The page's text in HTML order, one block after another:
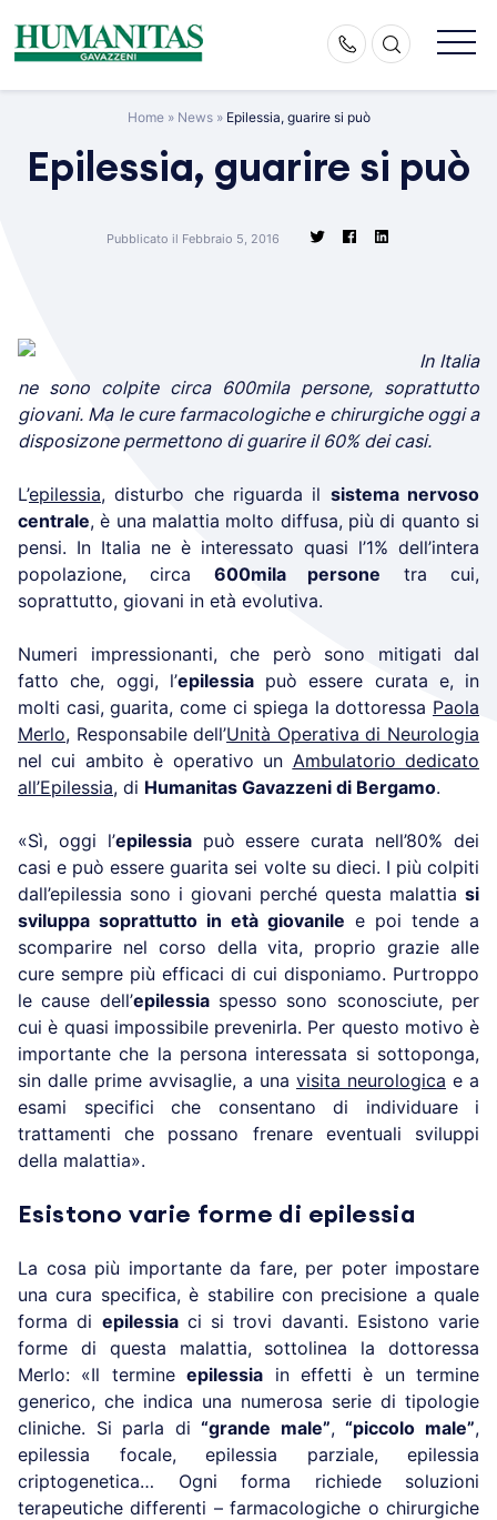
content
Home» News» Epilessia, guarire si può
Epilessia, guarire si può
Pubblicato il Febbraio 5, 2016
In Italia
ne sono colpite circa 600mila persone, soprattutto
giovani. Ma le cure farmacologiche e chirurgiche oggi a
disposizone permettono di guarire il 60% dei casi.
L’epilessia, disturbo che riguarda il sistema nervoso
centrale, è una malattia molto diffusa, più di quanto si
pensi. In Italia ne è interessato quasi l’1% dell’intera
popolazione, circa 600mila persone tra cui,
soprattutto, giovani in età evolutiva.
Numeri impressionanti, che però sono mitigati dal
fatto che, oggi, l’epilessiapuò essere curata e, in
molti casi, guarita, come ci spiega la dottoressa Paola
Merlo, Responsabile dell’Unità Operativa di Neurologia
nel cui ambito è operativo un Ambulatorio dedicato
all’Epilessia, di Humanitas Gavazzeni di Bergamo.
«Sì, oggi l’epilessiapuò essere curata nell’80% dei
casi e può essere guarita sei volte su dieci. I più colpiti
dall’epilessia sono i giovani perché questa malattia si
sviluppa soprattutto in età giovanile e poi tende a
scomparire nel corso della vita, proprio grazie alle
cure sempre più efficaci di cui disponiamo. Purtroppo
le cause dell’epilessiaspesso sono sconosciute, per
cui è quasi impossibile prevenirla. Per questo motivo è
importante che la persona interessata si sottoponga,
sin dalle prime avvisaglie, a una visita neurologica e a
esami specifici che consentano di individuare i
trattamenti che possano frenare eventuali sviluppi
della malattia».
Esistono varie forme di epilessia
La cosa più importante da fare, per poter impostare
una cura specifica, è stabilire con precisione a quale
forma di epilessiaci si trovi davanti. Esistono varie
forme di questa malattia, sottolinea la dottoressa
Merlo: «Il termineepilessia in effetti è un termine
generico, che indica una numerosa serie di tipologie
cliniche. Si parla di“grande male”,“piccolo male”,
epilessia focale, epilessia parziale, epilessia
criptogenetica… Ogni forma richiede soluzioni
terapeutiche differenti – farmacologiche o chirurgiche